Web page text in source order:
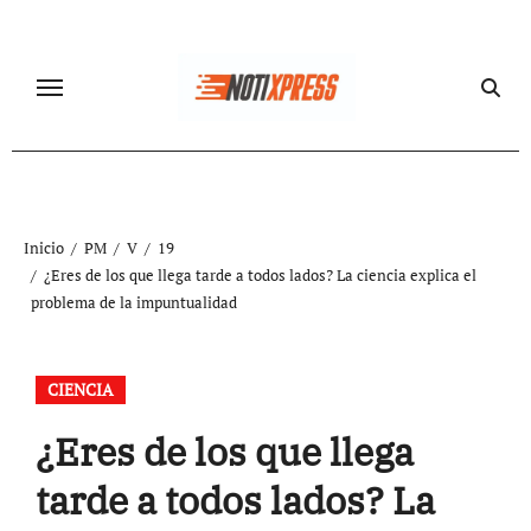
contenido
Inicio PM V
19
¿Eres de los que llega tarde a todos lados? La ciencia explica el
problema de la impuntualidad
CIENCIA
¿Eres de los que llega
tarde a todos lados? La